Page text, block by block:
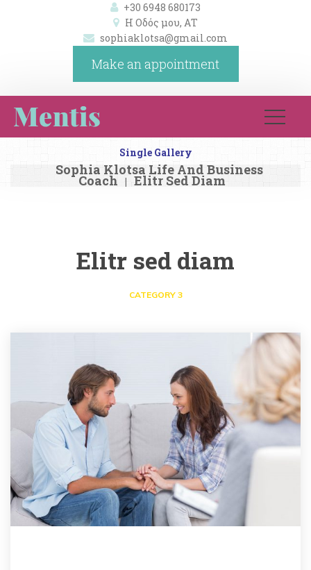
+30 6948 680173
Η Οδός μου, ΑΤ
ophiaklotsa@gmail.com
Make an appointment
Single Gallery
Sophia Klotsa Life And Business
Coach | Elitr Sed Diam
Elitr sed diam
CATEGORY 3